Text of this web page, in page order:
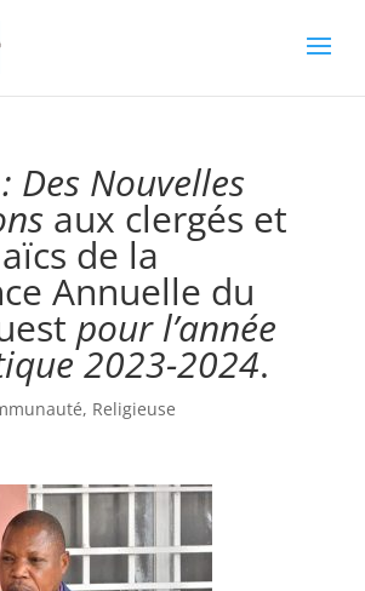
Des Nouvelles
aux clergés et
de la
Annuelle du
pour l’année
2023-2024.
, Religieuse